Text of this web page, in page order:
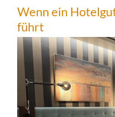
Wenn ein
führt